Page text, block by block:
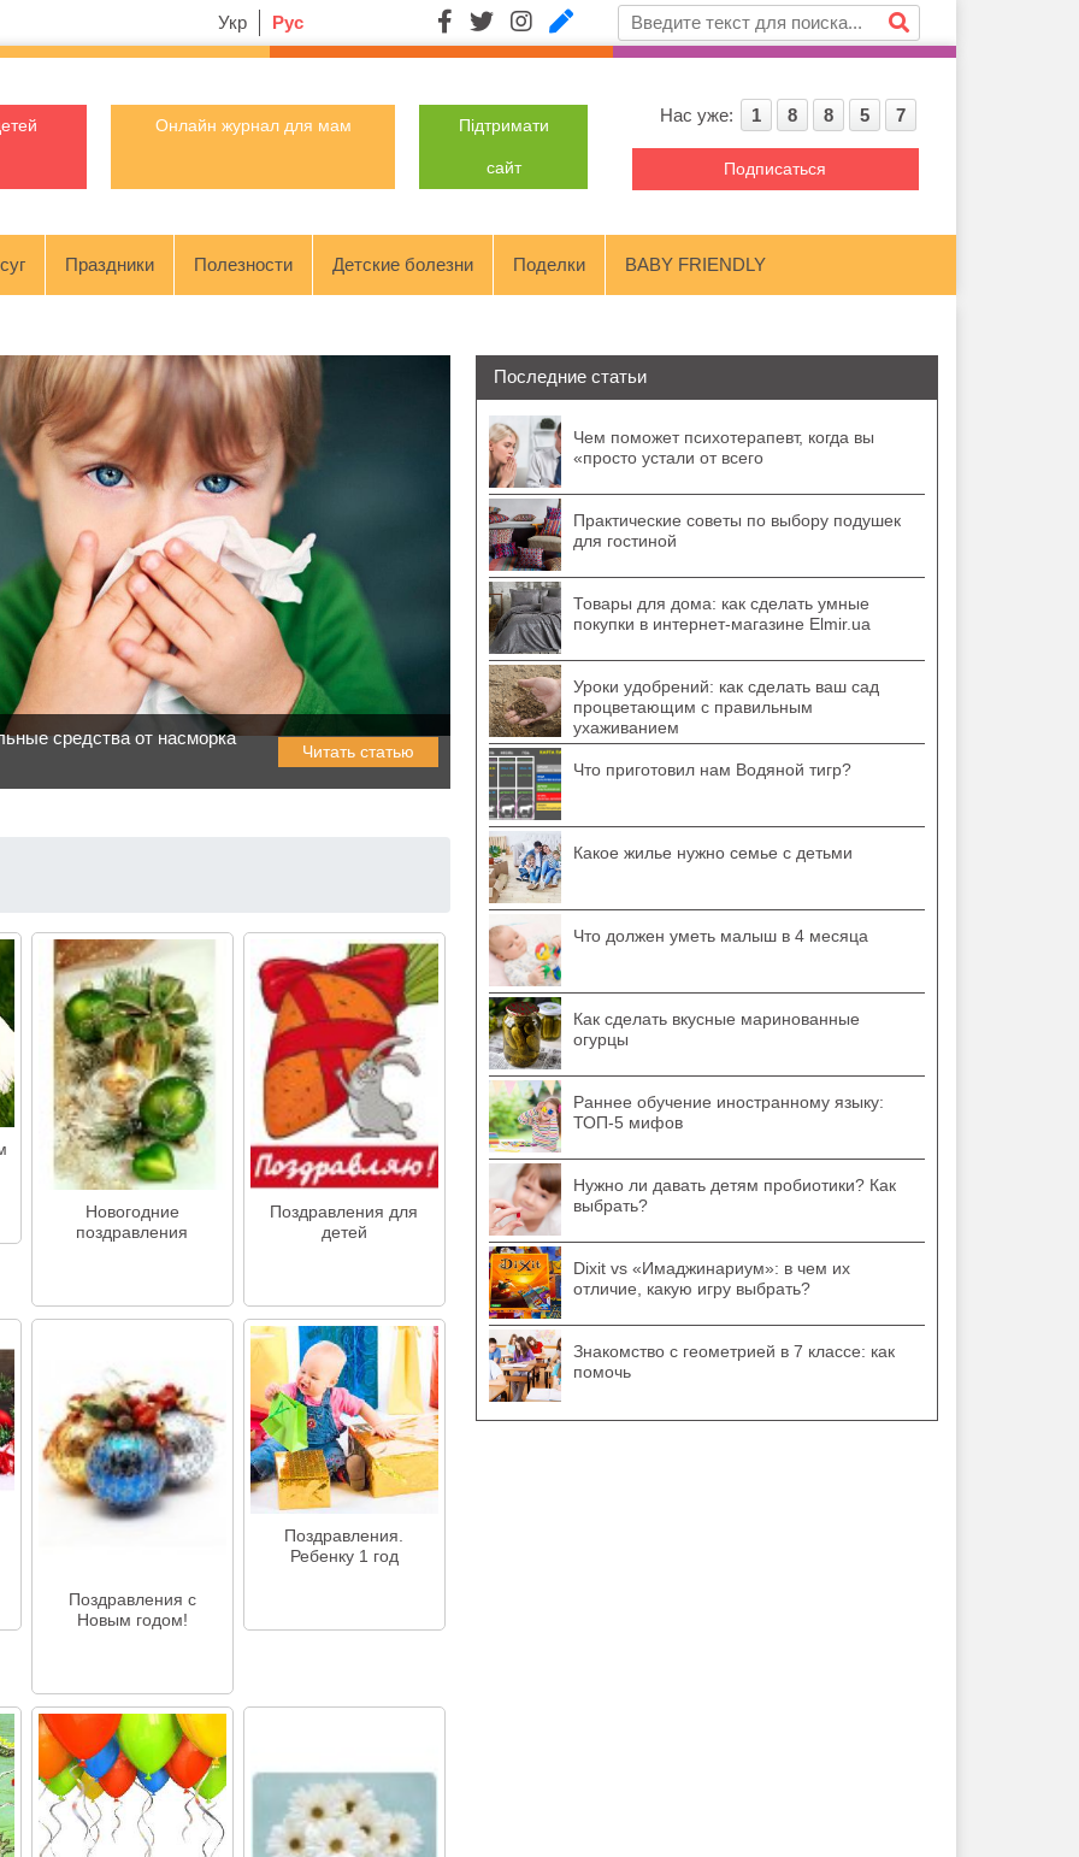
Укр Рус
Онлайн журнал для мам Підтримати
сайт
Нас уже: 1 8 8 5 7
Подписаться
Праздники Полезности Детские болезни Поделки BABY FRIENDLY
средства от насморка
Читать статью
Новогодние
поздравления
Поздравления для
детей
Поздравления с
Новым годом!
Поздравления.
Ребенку 1 год
Последние статьи
Чем поможет психотерапевт, когда вы
«просто устали от всего
Практические советы по выбору подушек
для гостиной
Товары для дома: как сделать умные
покупки в интернет-магазине Elmir.ua
Уроки удобрений: как сделать ваш сад
процветающим с правильным
ухаживанием
Что приготовил нам Водяной тигр?
Какое жилье нужно семье с детьми
Что должен уметь малыш в 4 месяца
Как сделать вкусные маринованные
огурцы
Раннее обучение иностранному языку:
ТОП-5 мифов
Нужно ли давать детям пробиотики? Как
выбрать?
Dixit vs «Имаджинариум»: в чем их
отличие, какую игру выбрать?
Знакомство с геометрией в 7 классе: как
помочь